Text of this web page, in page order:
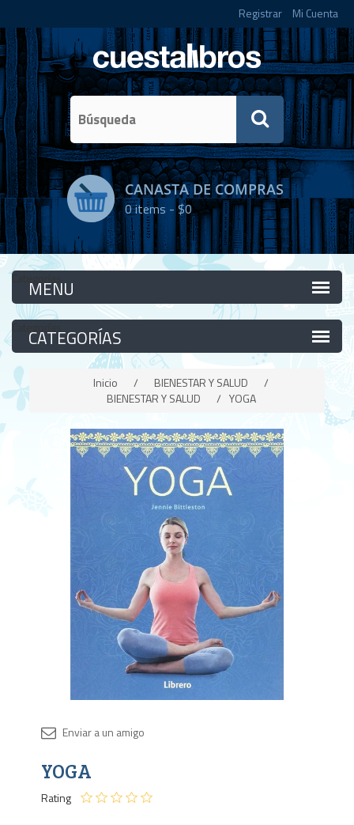
Registrar Mi Cuenta
CANASTA DE COMPRAS
0items -$0
Categorías
Categorías
Inicio / BIENESTAR Y SALUD
/
BIENESTAR Y SALUD
/ YOGA
YOGA
Rating